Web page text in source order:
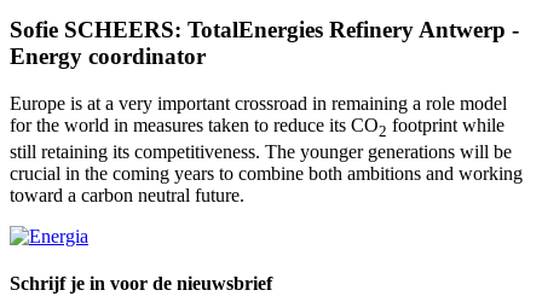
Sofie SCHEERS: TotalEnergies Refinery Antwerp -
Energy coordinator
Europe is at a very important crossroad in remaining a role model
for the world in measures taken to reduce its CO2 footprint while
still retaining its competitiveness. The younger generations will be
crucial in the coming years to combine both ambitions and working
toward a carbon neutral future.
Schrijf je in voor de nieuwsbrief